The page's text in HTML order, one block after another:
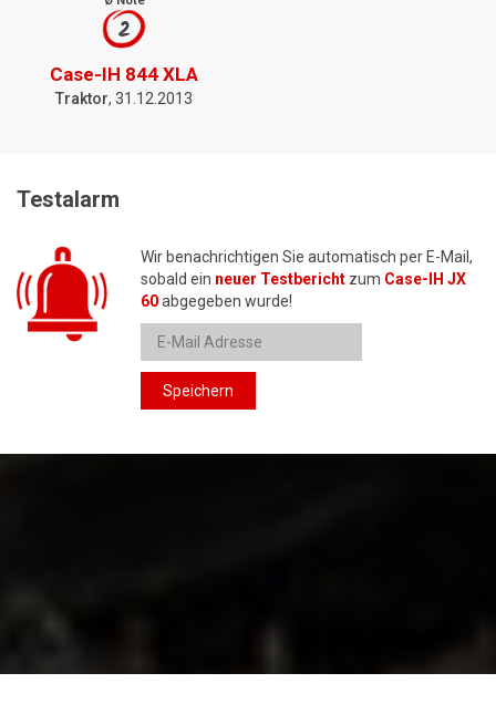
2
Case-IH 844 XLA
Traktor, 31.12.2013
Testalarm
Wir benachrichtigen Sie automatisch per E-Mail,
sobald ein neuer Testbericht zum Case-IH JX
60abgegeben wurde!
Speichern